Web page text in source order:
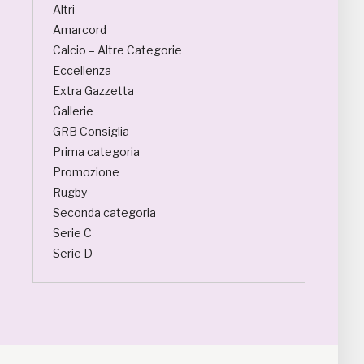
Altri
Amarcord
Calcio – Altre Categorie
Eccellenza
Extra Gazzetta
Gallerie
GRB Consiglia
Prima categoria
Promozione
Rugby
Seconda categoria
Serie C
Serie D